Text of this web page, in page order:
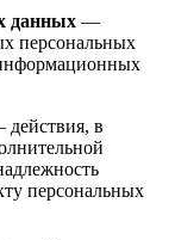
данных —
персональных
в
персональных